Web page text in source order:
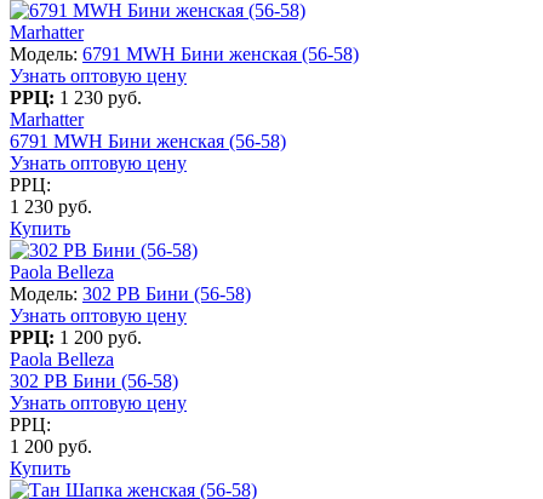
Marhatter
Модель: 6791 MWH Бини женская (56-58)
Узнать оптовую цену
РРЦ: 1 230 руб.
Marhatter
6791 MWH Бини женская (56-58)
Узнать оптовую цену
РРЦ:
1 230 руб.
Купить
Paola Belleza
Модель: 302 PB Бини (56-58)
Узнать оптовую цену
РРЦ: 1 200 руб.
Paola Belleza
302 PB Бини (56-58)
Узнать оптовую цену
РРЦ:
1 200 руб.
Купить